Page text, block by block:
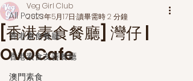
All Posts
香港素食餐廳
香港素食友善餐廳
澳門素食
[香港素食餐廳] 灣仔 |
OVOCafe
Veg Girl Club
2023年5月17日 讀畢需時 2 分鐘